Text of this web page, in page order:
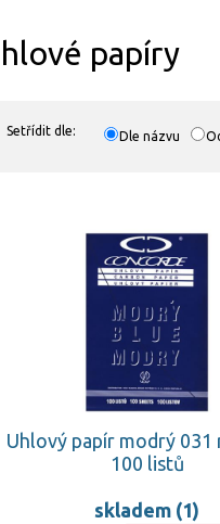
papíry
Setřídit dle: Dle názvu
Uhlový papír modrý 031
100 listů
skladem (1)